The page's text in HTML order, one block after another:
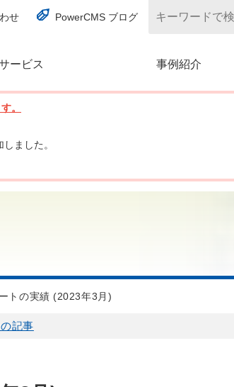
せ PowerCMS ブログ
ービス 事例紹介
(別ウィンドウで開く)
。
しました。
トの実績 (2023年3月)
記事